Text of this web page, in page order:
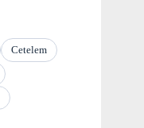
Cetelem